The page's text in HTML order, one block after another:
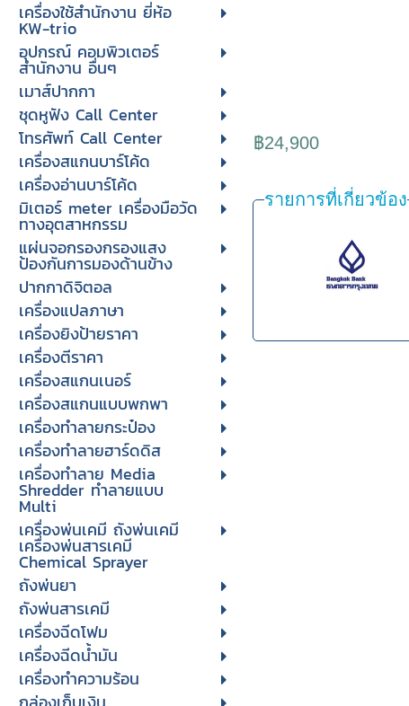
เครื่องใช้สำนักงาน ยี่ห้อ
KW-trio
อุปกรณ์ คอมพิวเตอร์
สำนักงาน อื่นๆ
เมาส์ปากกา
ชุดหูฟัง Call Center
โทรศัพท์ Call Center
เครื่องสแกนบาร์โค้ด
เครื่องอ่านบาร์โค้ด
มิเตอร์ meter เครื่องมือวัด
ทางอุตสาหกรรม
แผ่นจอกรองกรองแสง
ป้องกันการมองด้านข้าง
ปากกาดิจิตอล
เครื่องแปลภาษา
เครื่องยิงป้ายราคา
เครื่องตีราคา
เครื่องสแกนเนอร์
เครื่องสแกนแบบพกพา
เครื่องทำลายกระป๋อง
เครื่องทำลายฮาร์ดดิส
เครื่องทำลาย Media
Shredder ทำลายแบบ
Multi
เครื่องพ่นเคมี ถังพ่นเคมี
เครื่องพ่นสารเคมี
Chemical Sprayer
ถังพ่นยา
ถังพ่นสารเคมี
เครื่องฉีดโฟม
เครื่องฉีดน้ำมัน
เครื่องทำความร้อน
฿24,900
รายการที่เกี่ยวข้อง